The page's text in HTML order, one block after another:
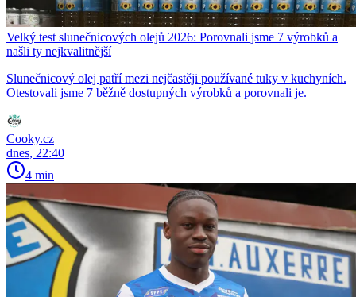
Velký test slunečnicových olejů 2026: Porovnali jsme 7 výrobků a
našli ty nejkvalitnější
Slunečnicový olej patří mezi nejčastěji používané tuky v kuchyních.
Otestovali jsme 7 běžně dostupných výrobků a porovnali je.
Cooky.cz
dnes, 22:40
4 min